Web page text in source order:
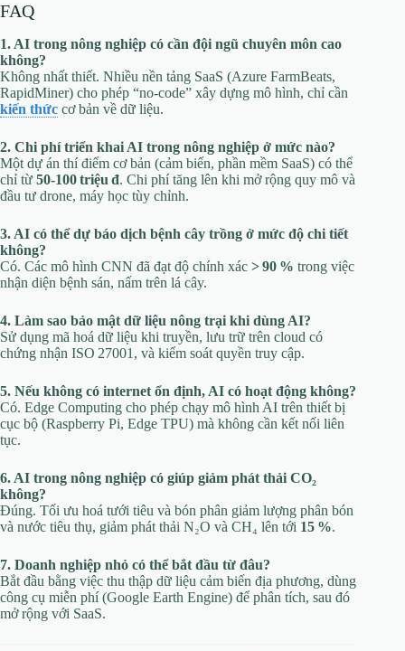
FAQ
1. AI trong nông nghiệp có cần đội ngũ chuyên môn cao
không?
Không nhất thiết. Nhiều nền tảng SaaS (Azure FarmBeats,
RapidMiner) cho phép “no‑code” xây dựng mô hình, chỉ cần
kiến thức cơ bản về dữ liệu.
2. Chi phí triển khai AI trong nông nghiệp ở mức nào?
Một dự án thí điểm cơ bản (cảm biến, phần mềm SaaS) có thể
chỉ từ 50‑100 triệu đ. Chi phí tăng lên khi mở rộng quy mô và
đầu tư drone, máy học tùy chỉnh.
3. AI có thể dự báo dịch bệnh cây trồng ở mức độ chi tiết
không?
Có. Các mô hình CNN đã đạt độ chính xác > 90 % trong việc
nhận diện bệnh sán, nấm trên lá cây.
4. Làm sao bảo mật dữ liệu nông trại khi dùng AI?
Sử dụng mã hoá dữ liệu khi truyền, lưu trữ trên cloud có
chứng nhận ISO 27001, và kiểm soát quyền truy cập.
5. Nếu không có internet ổn định, AI có hoạt động không?
Có. Edge Computing cho phép chạy mô hình AI trên thiết bị
cục bộ (Raspberry Pi, Edge TPU) mà không cần kết nối liên
tục.
6. AI trong nông nghiệp có giúp giảm phát thải CO₂
không?
Đúng. Tối ưu hoá tưới tiêu và bón phân giảm lượng phân bón
và nước tiêu thụ, giảm phát thải N₂O và CH₄ lên tới 15 %.
7. Doanh nghiệp nhỏ có thể bắt đầu từ đâu?
Bắt đầu bằng việc thu thập dữ liệu cảm biến địa phương, dùng
công cụ miễn phí (Google Earth Engine) để phân tích, sau đó
mở rộng với SaaS.